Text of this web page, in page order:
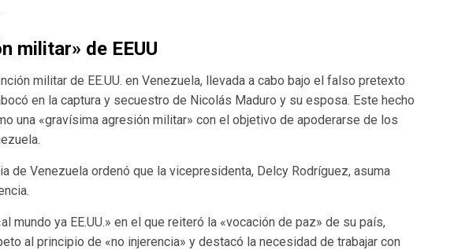
militar» de EEUU
militar de EE.UU. en Venezuela, llevada a cabo bajo el falso pretexto
en la captura y secuestro de Nicolás Maduro y su esposa. Este hecho
una «gravísima agresión militar» con el objetivo de apoderarse de los
de Venezuela ordenó que la vicepresidenta, Delcy Rodríguez, asuma
mundo ya EE.UU.» en el que reiteró la «vocación de paz» de su país,
al principio de «no injerencia» y destacó la necesidad de trabajar con